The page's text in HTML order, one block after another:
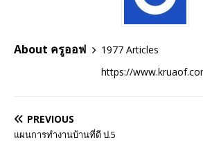
About ครูออฟ
1977 Articles
https://
PREVIOUS
แผนการทำงานบ้านที่ดี ป.5